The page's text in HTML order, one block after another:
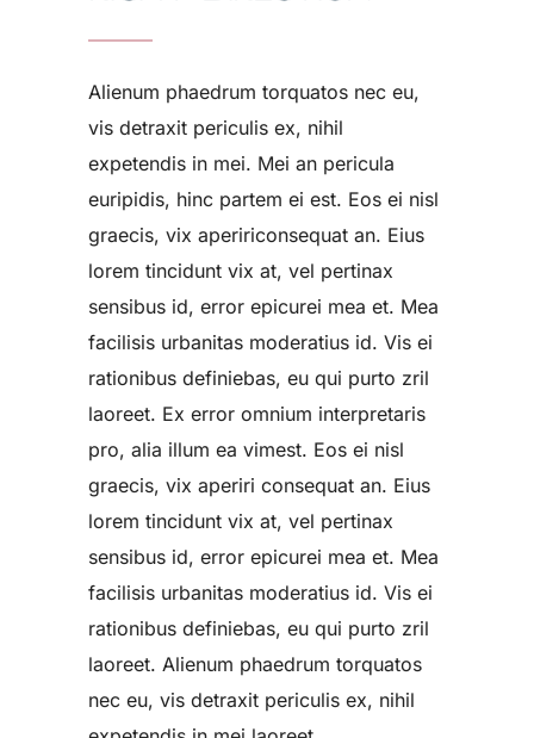
Alienum phaedrum torquatos nec eu,
vis detraxit periculis ex, nihil
expetendis in mei. Mei an pericula
euripidis, hinc partem ei est. Eos ei nisl
graecis, vix apeririconsequat an. Eius
lorem tincidunt vix at, vel pertinax
sensibus id, error epicurei mea et. Mea
facilisis urbanitas moderatius id. Vis ei
rationibus definiebas, eu qui purto zril
laoreet. Ex error omnium interpretaris
pro, alia illum ea vimest. Eos ei nisl
graecis, vix aperiri consequat an. Eius
lorem tincidunt vix at, vel pertinax
sensibus id, error epicurei mea et. Mea
facilisis urbanitas moderatius id. Vis ei
rationibus definiebas, eu qui purto zril
laoreet. Alienum phaedrum torquatos
nec eu, vis detraxit periculis ex, nihil